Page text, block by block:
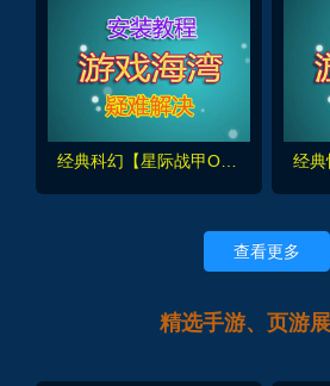
经典科幻【星际战甲OpenWF】绘影者版本，带GM后台及安装使用教程
查看更多
精选手游、页游